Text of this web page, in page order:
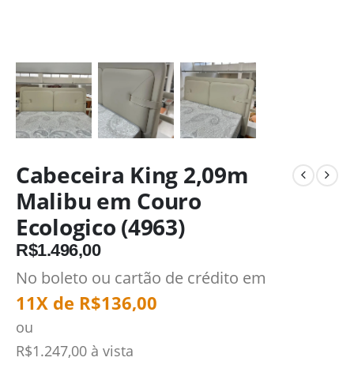
Cabeceira King 2,09m
Malibu em Couro
Ecologico (4963)
R$1.496,00
No boleto ou cartão de crédito em
11X de R$136,00
ou
R$1.247,00 à vista